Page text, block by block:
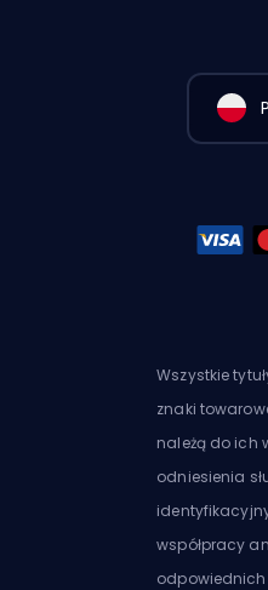
Wszystkie
znaki
należą do ich
odniesienia
współpracy
odpowiednich